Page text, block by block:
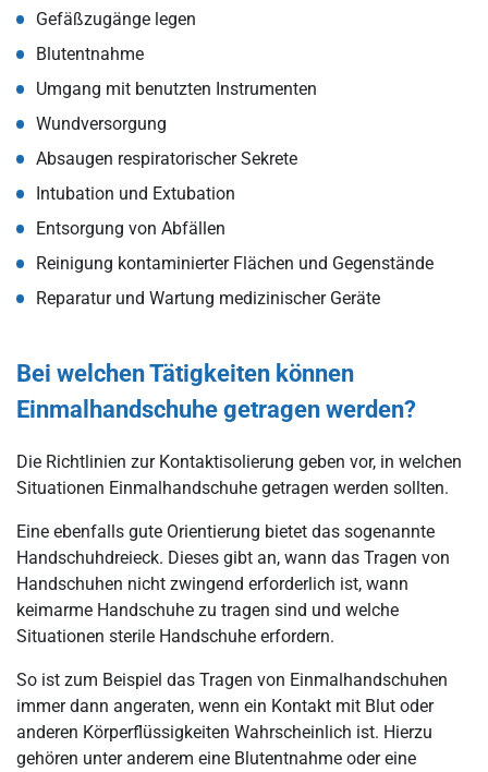
Gefäßzugänge legen
Blutentnahme
Umgang mit benutzten Instrumenten
Wundversorgung
Absaugen respiratorischer Sekrete
Intubation und Extubation
Entsorgung von Abfällen
Reinigung kontaminierter Flächen und Gegenstände
Reparatur und Wartung medizinischer Geräte
Bei welchen Tätigkeiten können
Einmalhandschuhe getragen werden?
Die Richtlinien zur Kontaktisolierung geben vor, in welchen
Situationen Einmalhandschuhe getragen werden sollten.
Eine ebenfalls gute Orientierung bietet das sogenannte
Handschuhdreieck. Dieses gibt an, wann das Tragen von
Handschuhen nicht zwingend erforderlich ist, wann
keimarme Handschuhe zu tragen sind und welche
Situationen sterile Handschuhe erfordern.
So ist zum Beispiel das Tragen von Einmalhandschuhen
immer dann angeraten, wenn ein Kontakt mit Blut oder
anderen Körperflüssigkeiten Wahrscheinlich ist. Hierzu
gehören unter anderem eine Blutentnahme oder eine